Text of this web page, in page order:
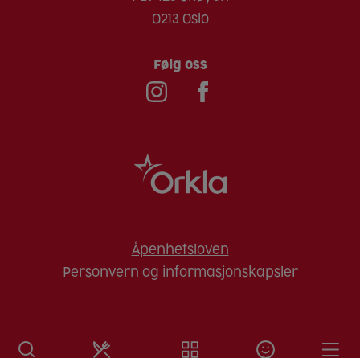
0213 Oslo
Følg oss
Åpenhetsloven
Personvern og informasjonskapsler